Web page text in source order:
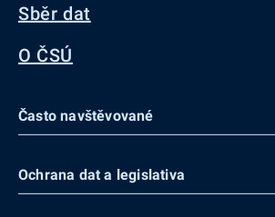
Sběr dat
O ČSÚ
Často navštěvované
Ochrana dat a legislativa